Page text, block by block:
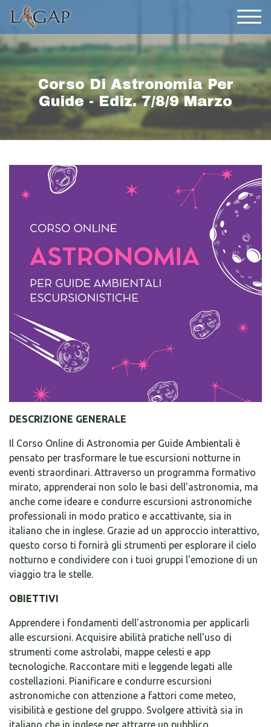
Corso Di Astronomia Per
Guide - Ediz. 7/8/9 Marzo
DESCRIZIONE GENERALE
Il Corso Online di Astronomia per Guide Ambientali è
pensato per trasformare le tue escursioni notturne in
eventi straordinari. Attraverso un programma formativo
mirato, apprenderai non solo le basi dell'astronomia, ma
anche come ideare e condurre escursioni astronomiche
professionali in modo pratico e accattivante, sia in
italiano che in inglese. Grazie ad un approccio interattivo,
questo corso ti fornirà gli strumenti per esplorare il cielo
notturno e condividere con i tuoi gruppi l'emozione di un
viaggio tra le stelle.
OBIETTIVI
Apprendere i fondamenti dell'astronomia per applicarli
alle escursioni. Acquisire abilità pratiche nell'uso di
strumenti come astrolabi, mappe celesti e app
tecnologiche. Raccontare miti e leggende legati alle
costellazioni. Pianificare e condurre escursioni
astronomiche con attenzione a fattori come meteo,
visibilità e gestione del gruppo. Svolgere attività sia in
italiano che in inglese per attrarre un pubblico